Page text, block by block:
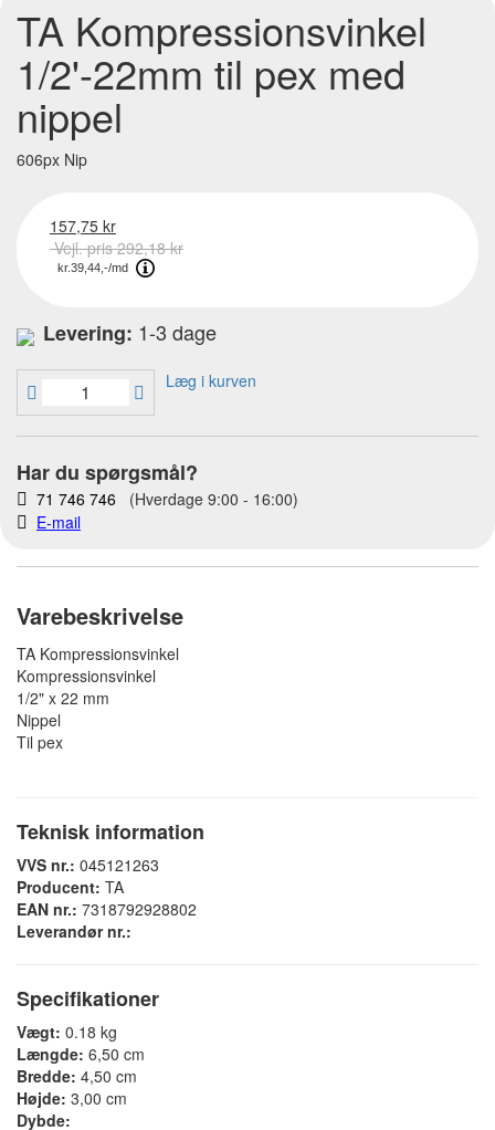
TA Kompressionsvinkel
1/2'-22mm til pex med
nippel
606px Nip
157,75 kr
Vejl. pris 292,18 kr
Levering: 1-3 dage
Læg i kurven
Har du spørgsmål?
71 746 746 (Hverdage 9:00 - 16:00)
E-mail
Varebeskrivelse
TA Kompressionsvinkel
Kompressionsvinkel
1/2" x 22 mm
Nippel
Til pex
Teknisk information
VVS nr.: 045121263
Producent: TA
EAN nr.: 7318792928802
Leverandør nr.:
Specifikationer
Vægt: 0.18 kg
Længde: 6,50 cm
Bredde: 4,50 cm
Højde: 3,00 cm
Dybde: